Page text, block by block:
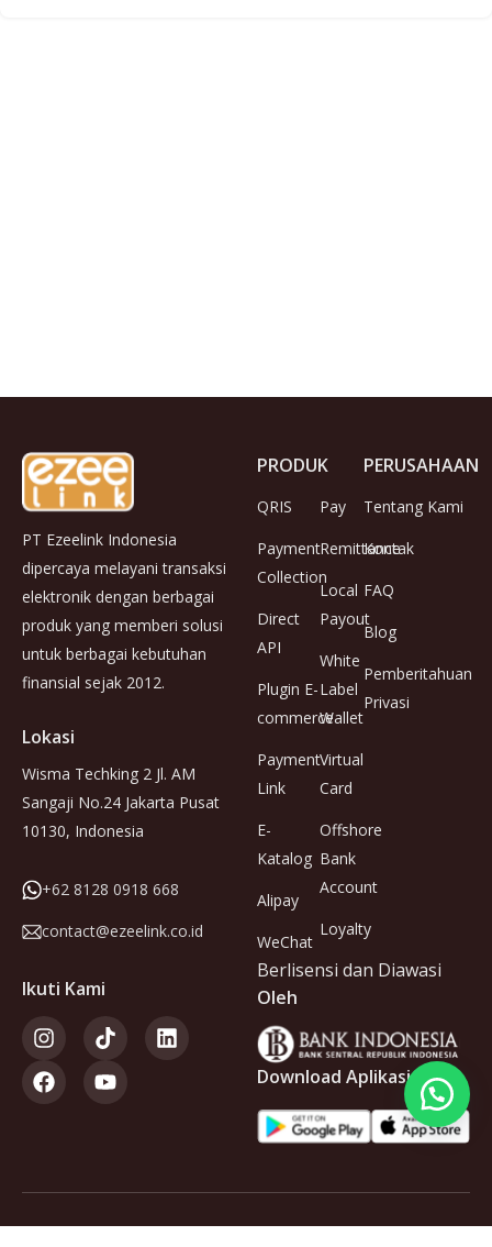
PT Ezeelink Indonesia
dipercaya melayani transaksi
elektronik dengan berbagai
produk yang memberi solusi
untuk berbagai kebutuhan
finansial sejak 2012.
Lokasi
Wisma Techking 2 Jl. AM
Sangaji No.24 Jakarta Pusat
10130, Indonesia
+62 8128 0918 668
contact@ezeelink.co.id
Ikuti Kami
PRODUK
QRIS
Payment
Collection
Direct
API
Plugin E-
commerce
Payment
Link
E-
Katalog
Alipay
WeChat
Pay
Remittance
Local
Payout
White
Label
Wallet
Virtual
Card
Offshore
Bank
Account
Loyalty
PERUSAHAAN
Tentang Kami
Kontak
FAQ
Blog
Pemberitahuan
Privasi
Berlisensi dan Diawasi
Oleh
Download Aplikasi